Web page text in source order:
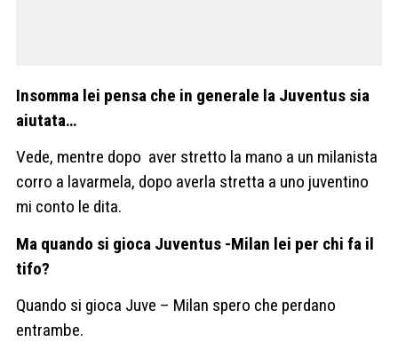
Insomma lei pensa che in generale la Juventus sia
aiutata…
Vede, mentre dopo aver stretto la mano a un milanista
corro a lavarmela, dopo averla stretta a uno juventino
mi conto le dita.
Ma quando si gioca Juventus -Milan lei per chi fa il
tifo?
Quando si gioca Juve – Milan spero che perdano
entrambe.